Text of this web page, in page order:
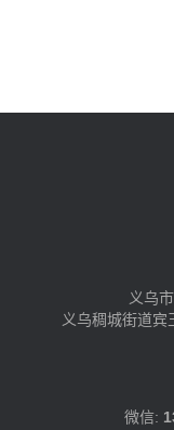
义乌
义乌稠城街道
微信: